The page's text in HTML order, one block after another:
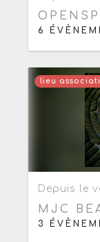
6
lieu
Depuis le
MJC
3